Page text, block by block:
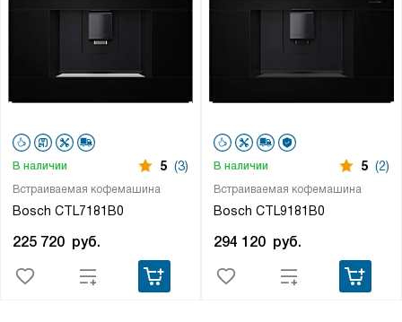
Встраиваемая кофемашина
Bosch CTL7181B0
В наличии 5 (3)
225 720 руб.
Встраиваемая кофемашина
Bosch CTL9181B0
В наличии 5 (2)
294 120 руб.